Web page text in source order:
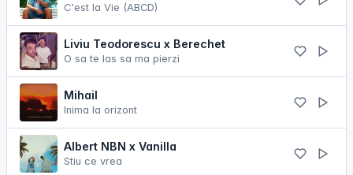
C'est la Vie (ABCD)
Liviu Teodorescu x Berechet
O sa te las sa ma pierzi
Mihail
Inima la orizont
Albert NBN x Vanilla
Stiu ce vrea